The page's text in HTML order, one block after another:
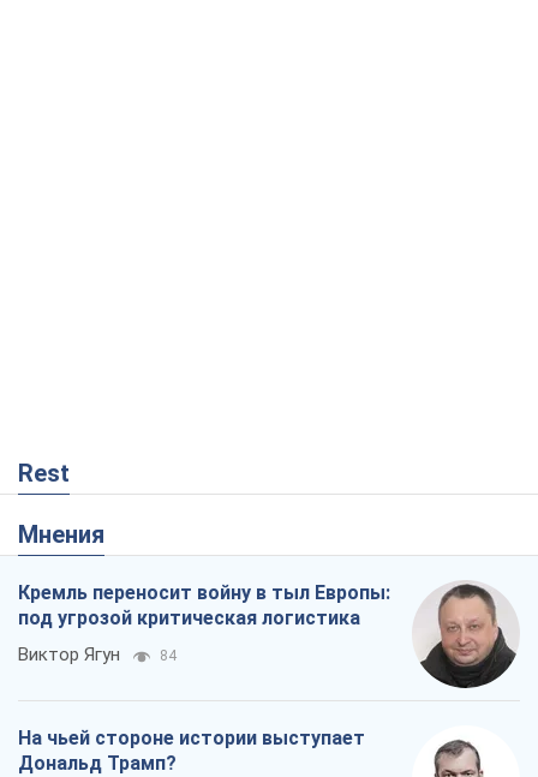
Rest
Мнения
Кремль переносит войну в тыл Европы:
под угрозой критическая логистика
Виктор Ягун 84
На чьей стороне истории выступает
Дональд Трамп?